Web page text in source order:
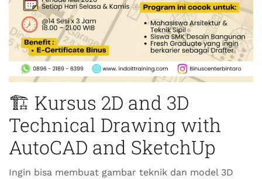
🏗️ Kursus 2D and 3D
Technical Drawing with
AutoCAD and SketchUp
Ingin bisa membuat gambar teknik dan model 3D